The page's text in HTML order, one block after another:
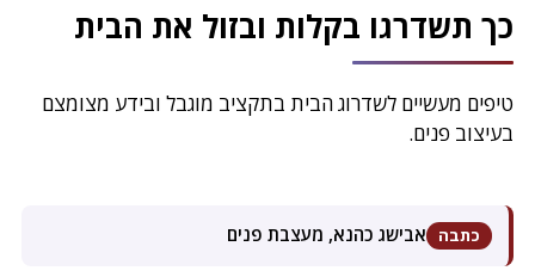
המרכז ללימודי הפקת אירועים
בלוג
כך תשדרגו בקלות ובזול את הבית
טיפים מעשיים לשדרוג הבית בתקציב מוגבל ובידע מצומצם
בעיצוב פנים.
כתבה אבישג כהנא, מעצבת פנים